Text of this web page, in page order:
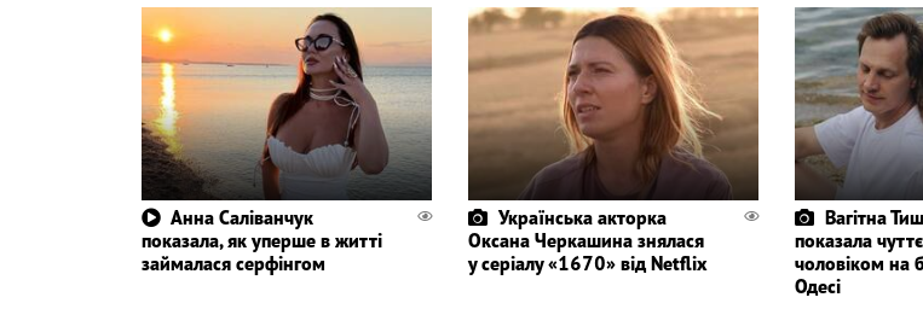
Анна Саліванчук
показала, як уперше в житті
займалася серфінгом
Українська акторка
Оксана Черкашина знялася
у серіалу «1670» від Netflix
Вагітна
показала
чоловіком на
Одесі